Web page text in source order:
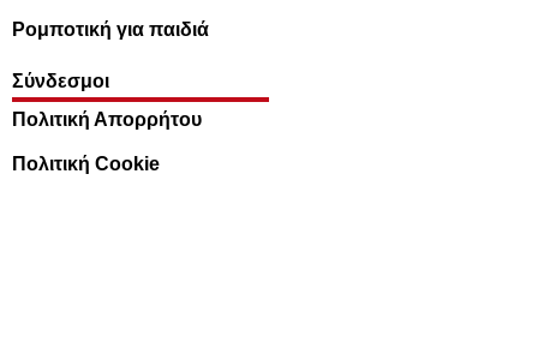
Ρομποτική για παιδιά
Σύνδεσμοι
Πολιτική Απορρήτου
Πολιτική Cookie